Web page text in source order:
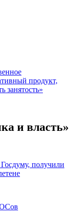
продукт,
занятость»
и власть»
получили